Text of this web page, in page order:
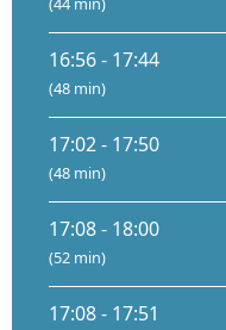
16:56 - 17:44
(48 min)
17:02 - 17:50
(48 min)
17:08 - 18:00
(52 min)
17:08 - 17:51